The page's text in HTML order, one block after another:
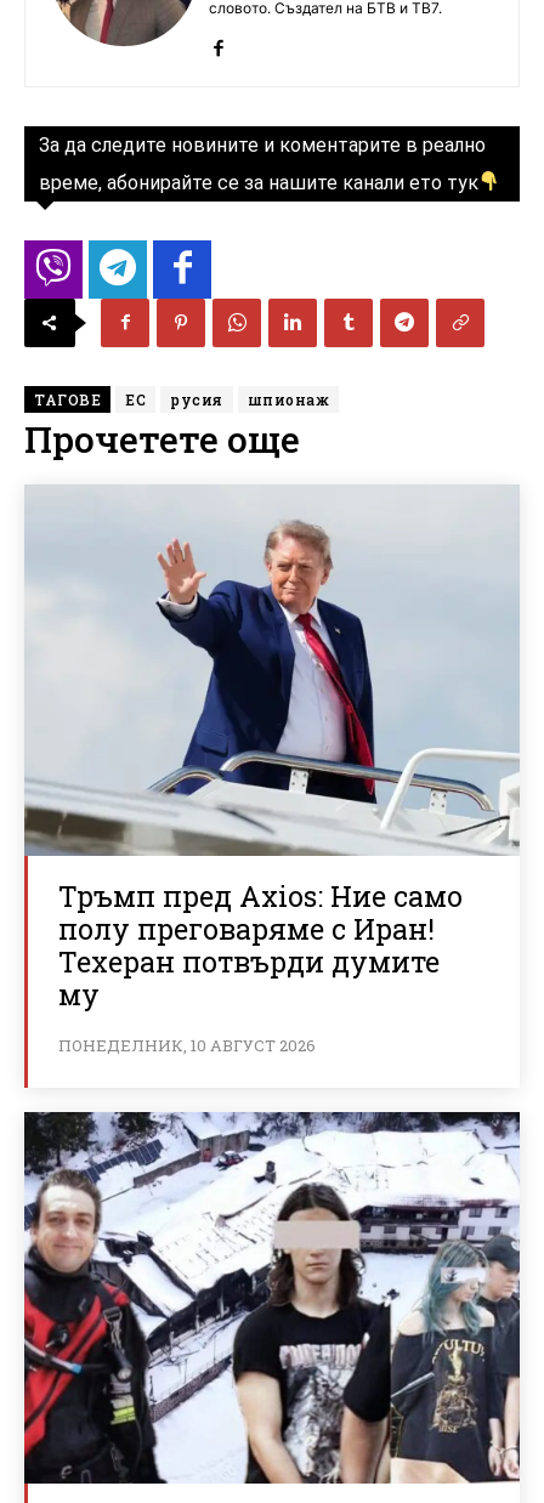
словото. Създател на БТВ и ТВ7.
За да следите новините и коментарите в реално
време, абонирайте се за нашите канали ето тук
ТАГОВЕ ЕС русия шпионаж
Прочетете още
Тръмп пред Axios: Ние само
полу преговаряме с Иран!
Техеран потвърди думите
му
ПОНЕДЕЛНИК, 10 АВГУСТ 2026